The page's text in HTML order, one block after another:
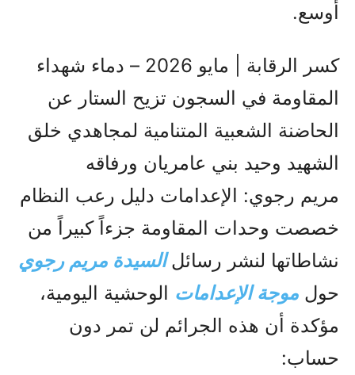
أوسع.
كسر الرقابة | مايو 2026 – دماء شهداء
المقاومة في السجون تزيح الستار عن
الحاضنة الشعبية المتنامية لمجاهدي خلق
الشهيد وحيد بني عامريان ورفاقه
مريم رجوي: الإعدامات دليل رعب النظام
خصصت وحدات المقاومة جزءاً كبيراً من
نشاطاتها لنشر رسائلالسيدة مريم رجوي
حول موجة الإعدامات الوحشية اليومية،
مؤكدة أن هذه الجرائم لن تمر دون
حساب: